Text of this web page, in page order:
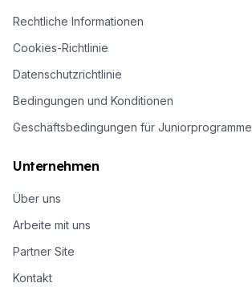
Rechtliche Informationen
Cookies-Richtlinie
Datenschutzrichtlinie
Bedingungen und Konditionen
Geschäftsbedingungen für Juniorprogramme
Unternehmen
Über uns
Arbeite mit uns
Partner Site
Kontakt